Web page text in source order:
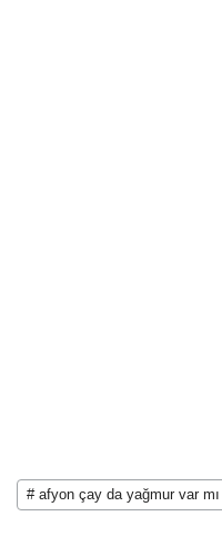
# afyon çay da yağmur var mı